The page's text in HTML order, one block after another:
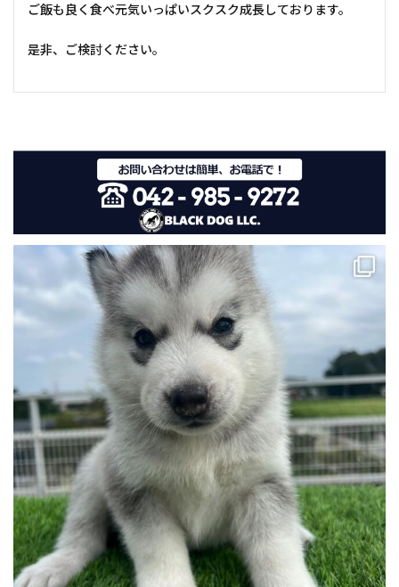
ご飯も良く食べ元気いっぱいスクスク成長しております。
是非、ご検討ください。